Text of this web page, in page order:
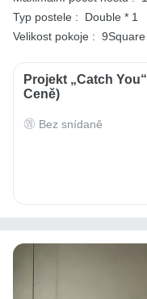
Typ postele :
Double * 1
Velikost pokoje :
Projekt „Catch
Ceně)
Bez snídaně